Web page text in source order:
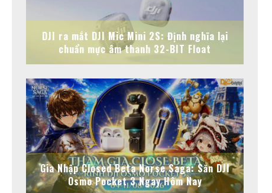
DJI ra mắt DJI Mic Mini 2S: Định nghĩa lại
chuẩn mực âm thanh 32-BIT Float
Gia Nhập Closed Beta Norse Saga: Săn DJI
Osmo Pocket 3 Ngay Hôm Nay